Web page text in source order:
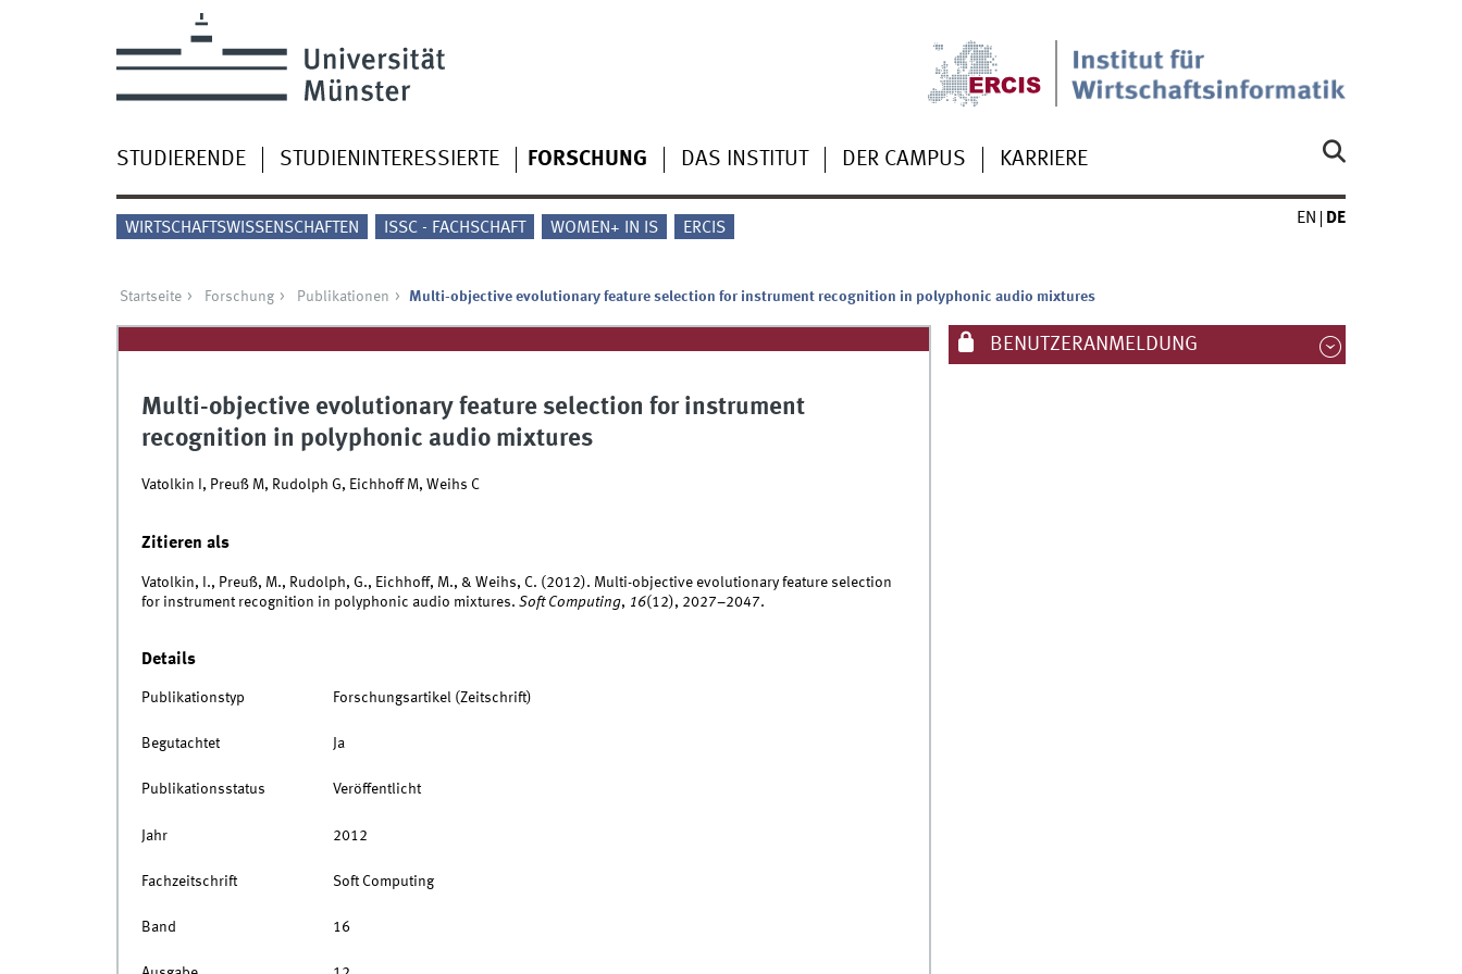
STUDIERENDE STUDIENINTERESSIERTE FORSCHUNG DAS INSTITUT DER CAMPUS KARRIERE
WIRTSCHAFTSWISSENSCHAFTEN ISSC - FACHSCHAFT WOMEN+ IN IS ERCIS
EN DE
Startseite Forschung Publikationen Multi-objective evolutionary feature selection for instrument recognition in polyphonic audio mixtures
Multi-objective evolutionary feature selection for instrument
recognition in polyphonic audio mixtures
Vatolkin I, Preuß M, Rudolph G, Eichhoff M, Weihs C
Zitieren als
Vatolkin, I., Preuß, M., Rudolph, G., Eichhoff, M., & Weihs, C. (2012). Multi-objective evolutionary feature selection
for instrument recognition in polyphonic audio mixtures. Soft Computing, 16(12), 2027–2047.
Details
Publikationstyp Forschungsartikel (Zeitschrift)
Begutachtet Ja
Publikationsstatus Veröffentlicht
Jahr 2012
Fachzeitschrift Soft Computing
Band 16
BENUTZERANMELDUNG